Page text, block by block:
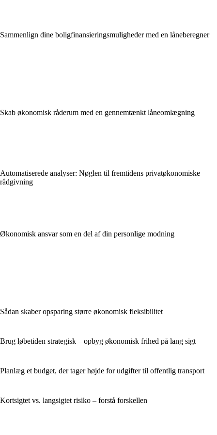
Sammenlign dine boligfinansieringsmuligheder med en låneberegner
Skab økonomisk råderum med en gennemtænkt låneomlægning
Automatiserede analyser: Nøglen til fremtidens privatøkonomiske
rådgivning
Økonomisk ansvar som en del af din personlige modning
Sådan skaber opsparing større økonomisk fleksibilitet
Brug løbetiden strategisk – opbyg økonomisk frihed på lang sigt
Planlæg et budget, der tager højde for udgifter til offentlig transport
Kortsigtet vs. langsigtet risiko – forstå forskellen